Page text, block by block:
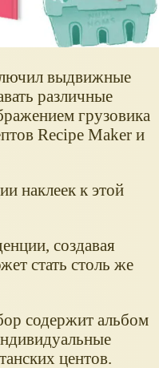
выдвижные
различные
грузовика
Recipe Maker и
наклеек к этой
создавая
стать столь же
содержит альбом
центов.